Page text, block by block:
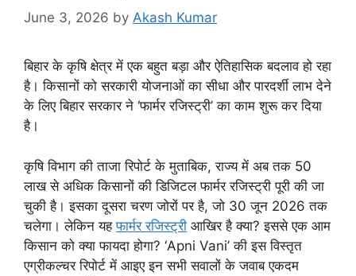
June 3, 2026 by Akash Kumar
बिहार के कृषि क्षेत्र में एक बहुत बड़ा और ऐतिहासिक बदलाव हो रहा
है। किसानों को सरकारी योजनाओं का सीधा और पारदर्शी लाभ देने
के लिए बिहार सरकार ने ‘फार्मर रजिस्ट्री’ का काम शुरू कर दिया
है।
कृषि विभाग की ताजा रिपोर्ट के मुताबिक, राज्य में अब तक 50
लाख से अधिक किसानों की डिजिटल फार्मर रजिस्ट्री पूरी की जा
चुकी है। इसका दूसरा चरण जोरों पर है, जो 30 जून 2026 तक
चलेगा। लेकिन यहफार्मर रजिस्ट्री आखिर है क्या? इससे एक आम
किसान को क्या फायदा होगा? ‘Apni Vani’ की इस विस्तृत
एग्रीकल्चर रिपोर्ट में आइए इन सभी सवालों के जवाब एकदम